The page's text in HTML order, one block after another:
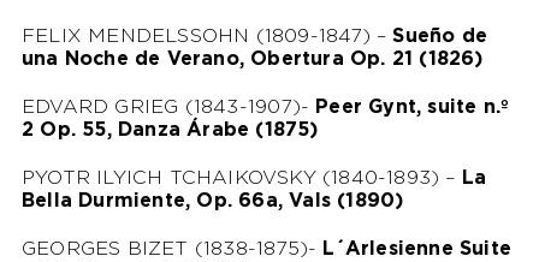
FELIX MENDELSSOHN (1809-1847) –Sueño de
una Noche de Verano, Obertura Op. 21 (1826)
EDVARD GRIEG (1843-1907)- Peer Gynt, suite n.º
2 Op. 55, Danza Árabe (1875)
PYOTR ILYICH TCHAIKOVSKY (1840-1893) – La
Bella Durmiente, Op. 66a, Vals (1890)
GEORGES BIZET (1838-1875)- L´Arlesienne Suite